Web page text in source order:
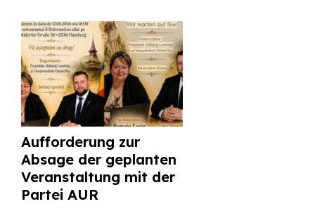
Aufforderung zur
Absage der geplanten
Veranstaltung mit der
Partei AUR